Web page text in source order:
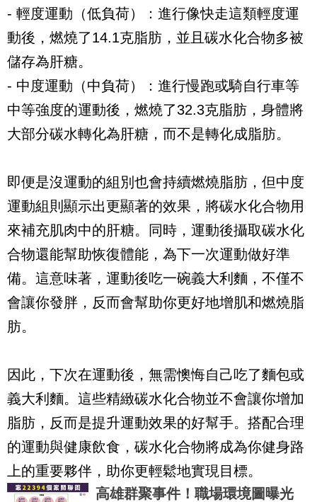
- 輕度運動（低負荷）：進行像快走這類輕度運
動後，燃燒了14.1克脂肪，並且碳水化合物多被
儲存為肝糖。
- 中度運動（中負荷）：進行慢跑或騎自行車等
中等強度的運動後，燃燒了32.3克脂肪，身體將
大部分碳水轉化為肝糖，而不是轉化成脂肪。
即便是沒運動的組別也會持續燃燒脂肪，但中度
運動組則顯示出更顯著的效果，將碳水化合物用
來補充肌肉中的肝糖。同時，運動後攝取碳水化
合物還能幫助恢復體能，為下一次運動做好準
備。這意味著，運動後吃一碗義大利麵，不僅不
會讓你發胖，反而會幫助你更好地增肌和燃燒脂
肪。
因此，下次在運動後，無需懊悔自己吃了麵包或
義大利麵。這些精緻碳水化合物並不會讓你增加
脂肪，反而是提升運動效果的好幫手。搭配合理
的運動與健康飲食，碳水化合物將成為你健身路
上的重要夥伴，助你更輕鬆地實現目標。
高雄群聚事件！職場環境圖曝光